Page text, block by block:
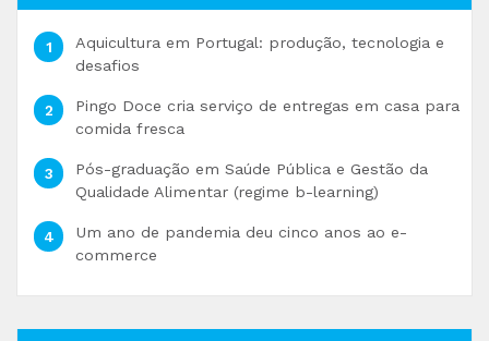
Aquicultura em Portugal: produção, tecnologia e
desafios
Pingo Doce cria serviço de entregas em casa para
comida fresca
Pós-graduação em Saúde Pública e Gestão da
Qualidade Alimentar (regime b-learning)
Um ano de pandemia deu cinco anos ao e-
commerce